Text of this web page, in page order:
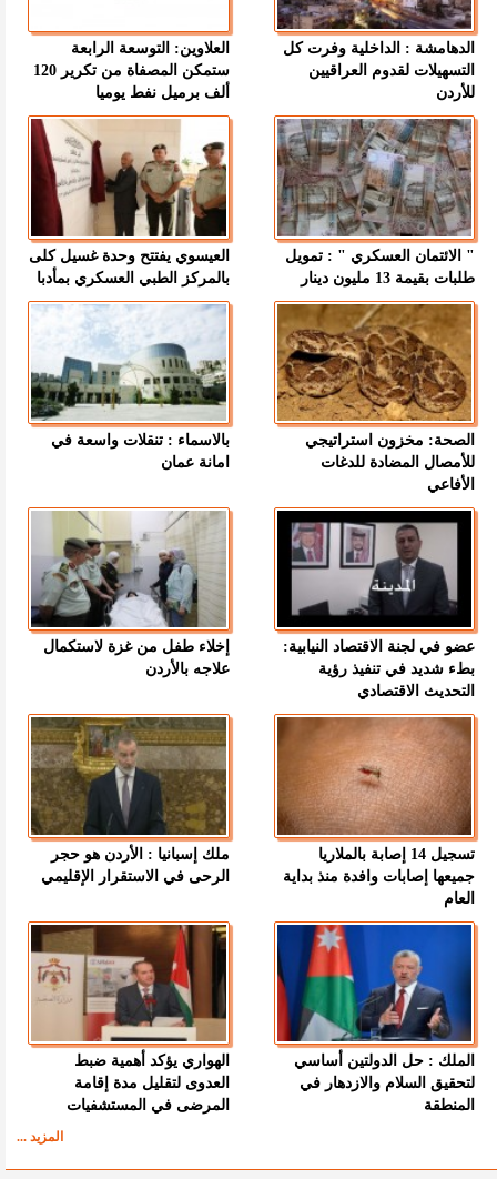
الدهامشة : الداخلية وفرت كل
التسهيلات لقدوم العراقيين
للأردن
العلاوين: التوسعة الرابعة
ستمكن المصفاة من تكرير 120
ألف برميل نفط يوميا
" الائتمان العسكري " : تمويل
طلبات بقيمة 13 مليون دينار
العيسوي يفتتح وحدة غسيل كلى
بالمركز الطبي العسكري بمأدبا
الصحة: مخزون استراتيجي
للأمصال المضادة للدغات
الأفاعي
بالاسماء : تنقلات واسعة في
امانة عمان
عضو في لجنة الاقتصاد النيابية:
بطء شديد في تنفيذ رؤية
التحديث الاقتصادي
إخلاء طفل من غزة لاستكمال
علاجه بالأردن
تسجيل 14 إصابة بالملاريا
جميعها إصابات وافدة منذ بداية
العام
ملك إسبانيا : الأردن هو حجر
الرحى في الاستقرار الإقليمي
الملك : حل الدولتين أساسي
لتحقيق السلام والازدهار في
المنطقة
الهواري يؤكد أهمية ضبط
العدوى لتقليل مدة إقامة
المرضى في المستشفيات
المزيد ...